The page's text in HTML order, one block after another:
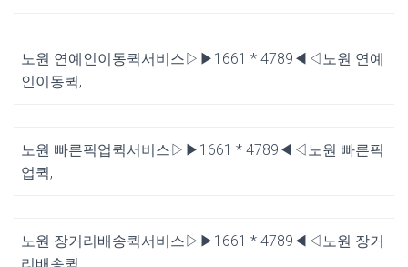
노원 연예인이동퀵서비스▷▶1661 * 4789◀◁노원 연예
인이동퀵,
노원 빠른픽업퀵서비스▷▶1661 * 4789◀◁노원 빠른픽
업퀵,
노원 장거리배송퀵서비스▷▶1661 * 4789◀◁노원 장거